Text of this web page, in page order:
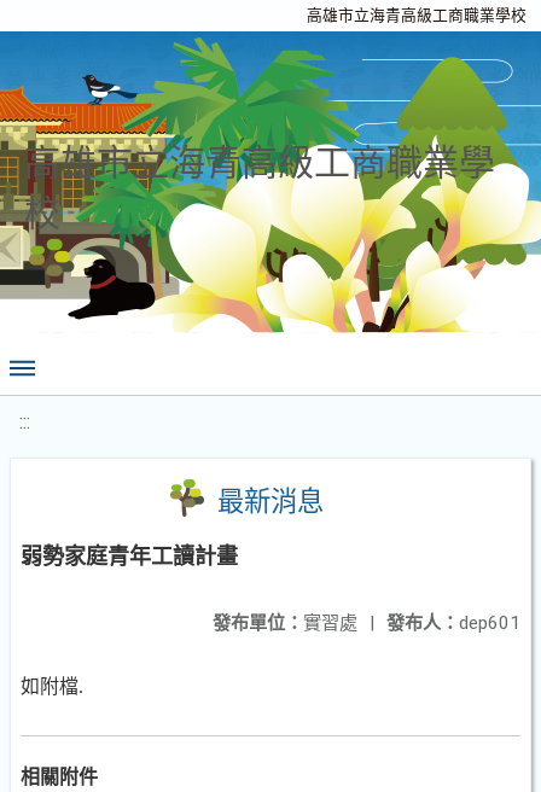
高雄市立海青高級工商職業學校
高雄市立海青高級工商職業學
校
:::
最新消息
弱勢家庭青年工讀計畫
發布人： dep601
發布單位： 實習處 |
如附檔.
相關附件